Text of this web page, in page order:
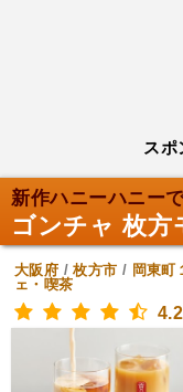
スポ
新作ハニーハニー
ゴンチャ 枚
大阪府 /枚方市 / 岡東町
ェ・喫茶
4.2